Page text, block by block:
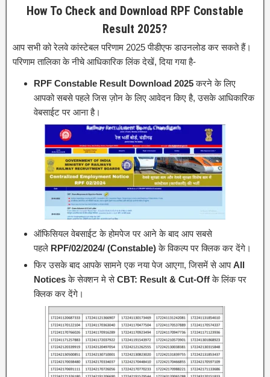
How To Check and Download RPF Constable
Result 2025?
आप सभी को रेलवे कांस्टेबल परिणाम 2025 पीडीएफ डाउनलोड कर सकते हैं।
परिणाम तालिका के नीचे आधिकारिक लिंक देखें, दिया गया है-
RPF Constable Result Download 2025करने के लिए
आपको सबसे पहले जिस ज़ोन के लिए आवेदन किए है, उसके आधिकारिक
वेबसाईट पर आना है।
ऑफिसियल वेबसाईट के होमपेज पर आने के बाद आप सबसे
पहले RPF/02/2024/ (Constable)के विकल्प पर क्लिक कर देंगे।
फिर उसके बाद आपके सामने एक नया पेज आएगा, जिसमें से आपAll
Noticesके सेक्शन मे सेCBT: Result & Cut-Offके लिंक पर
क्लिक कर देंगे।